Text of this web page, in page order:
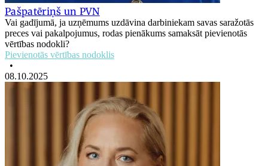
Pašpatēriņš un PVN
Vai gadījumā, ja uzņēmums uzdāvina darbiniekam savas saražotās
preces vai pakalpojumus, rodas pienākums samaksāt pievienotās
vērtības nodokli?
Pievienotās vērtības nodoklis
•
08.10.2025